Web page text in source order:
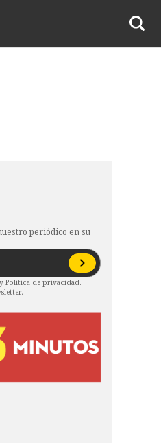
periódico en su
y Política de privacidad.